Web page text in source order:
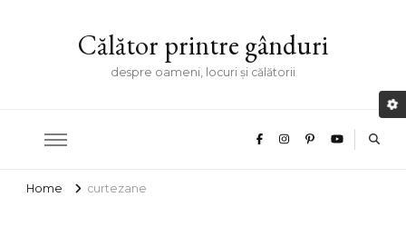
Călător printre gânduri
despre oameni, locuri și călătorii
Home curtezane